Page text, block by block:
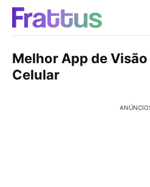
Melhor App de
Celular